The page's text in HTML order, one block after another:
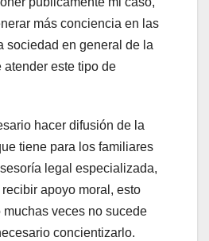
más conciencia en las
sociedad en general de la
atender este tipo de
hacer difusión de la
tiene para los familiares
legal especializada,
apoyo moral, esto
veces no sucede
concientizarlo.